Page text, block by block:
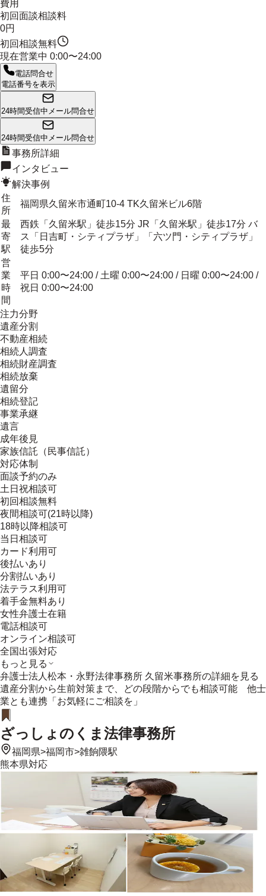
費用
初回面談相談料
0円
初回相談無料
現在営業中 0:00〜24:00
電話問合せ
電話番号を表示
24時間受信中 メール問合せ
24時間受信中 メール問合せ
事務所詳細
インタビュー
解決事例
住
所
福岡県久留米市通町10-4 TK久留米ビル6階
最
寄
駅
西鉄「久留米駅」徒歩15分 JR「久留米駅」徒歩17分 バ
ス「日吉町・シティプラザ」「六ツ門・シティプラザ」
徒歩5分
営
業
時
間
平日 0:00〜24:00 / 土曜 0:00〜24:00 / 日曜 0:00〜24:00 /
祝日 0:00〜24:00
注力分野
遺産分割
不動産相続
相続人調査
相続財産調査
相続放棄
遺留分
相続登記
事業承継
遺言
成年後見
家族信託（民事信託）
対応体制
面談予約のみ
土日祝相談可
初回相談無料
夜間相談可(21時以降)
18時以降相談可
当日相談可
カード利用可
後払いあり
分割払いあり
法テラス利用可
着手金無料あり
女性弁護士在籍
電話相談可
オンライン相談可
全国出張対応
もっと見る
弁護士法人松本・永野法律事務所 久留米事務所の詳細を見る
遺産分割から生前対策まで、どの段階からでも相談可能 他士
業とも連携「お気軽にご相談を」
ざっしょのくま法律事務所
福岡県>福岡市>雑餉隈駅
熊本県対応